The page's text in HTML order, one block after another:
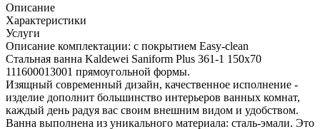
Описание
Характеристики
Услуги
Описание комплектации: с покрытием Easy-clean
Стальная ванна Kaldewei Saniform Plus 361-1 150x70
111600013001 прямоугольной формы.
Изящный современный дизайн, качественное исполнение -
изделие дополнит большинство интерьеров ванных комнат,
каждый день радуя вас своим внешним видом и удобством.
Ванна выполнена из уникального материала: сталь-эмали. Это